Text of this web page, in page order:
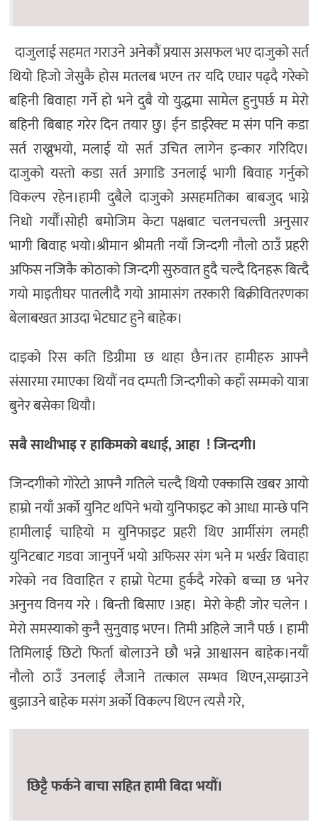
दाजुलाई सहमत गराउने अनेकौं प्रयास असफल भए दाजुको सर्त
थियो हिजो जेसुकै होस मतलब भएन तर यदि एघार पढ्दै गरेको
बहिनी बिवाहा गर्ने हो भने दुबै यो युद्धमा सामेल हुनुपर्छ म मेरो
बहिनी बिबाह गरेर दिन तयार छु। ईन डाईरेक्ट म संग पनि कडा
सर्त राख्नुभयो, मलाई यो सर्त उचित लागेन इन्कार गरिदिए।
दाजुको यस्तो कडा सर्त अगाडि उनलाई भागी बिवाह गर्नुको
विकल्प रहेन।हामी दुबैले दाजुको असहमतिका बाबजुद भाग्ने
निधो गर्यौँ।सोही बमोजिम केटा पक्षबाट चलनचल्ती अनुसार
भागी बिवाह भयो।श्रीमान श्रीमती नयाँ जिन्दगी नौलो ठाउँ प्रहरी
अफिस नजिकै कोठाको जिन्दगी सुरुवात हुदै चल्दै दिनहरू बित्दै
गयो माइतीघर पातलीदै गयो आमासंग तरकारी बिक्रीवितरणका
बेलाबखत आउदा भेटघाट हुने बाहेक।
दाइको रिस कति डिग्रीमा छ थाहा छैन।तर हामीहरु आफ्नै
संसारमा रमाएका थियौं नव दम्पती जिन्दगीको कहाँ सम्मको यात्रा
बुनेर बसेका थियौ।
सबै साथीभाइ र हाकिमको बधाई, आहा ! जिन्दगी।
जिन्दगीको गोरेटो आफ्नै गतिले चल्दै थियोे एक्कासि खबर आयो
हाम्रो नयाँ अर्को युनिट थपिने भयो युनिफाइट को आधा मान्छे पनि
हामीलाई चाहियो म युनिफाइट प्रहरी थिए आर्मीसंग लमही
युनिटबाट गडवा जानुपर्ने भयो अफिसर संग भने म भर्खर बिवाहा
गरेको नव विवाहित र हाम्रो पेटमा हुर्कदै गरेको बच्चा छ भनेर
अनुनय विनय गरे । बिन्ती बिसाए ।अह। मेरो केही जोर चलेन ।
मेरो समस्याको कुनै सुनुवाइ भएन। तिमी अहिले जानै पर्छ । हामी
तिमिलाई छिटो फिर्ता बोलाउने छौ भन्ने आश्वासन बाहेक।नयाँ
नौलो ठाउँ उनलाई लैजाने तत्काल सम्भव थिएन,सम्झाउने
बुझाउने बाहेक मसंग अर्को विकल्प थिएन त्यसै गरे,
छिट्टै फर्कने बाचा सहित हामी बिदा भयौँ।